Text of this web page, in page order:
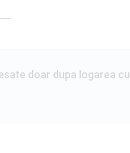
doar dupa logarea cu